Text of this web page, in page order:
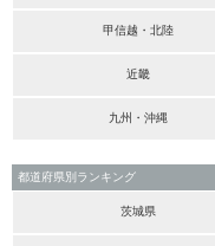
甲信越・北陸
近畿
九州・沖縄
都道府県別ランキング
茨城県